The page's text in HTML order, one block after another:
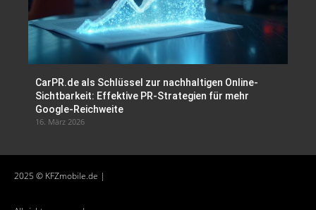
CarPR.de als Schlüssel zur nachhaltigen Online-
Sichtbarkeit: Effektive PR-Strategien für mehr
Google-Reichweite
16. März 2026
2025 © KFZmobile.de |